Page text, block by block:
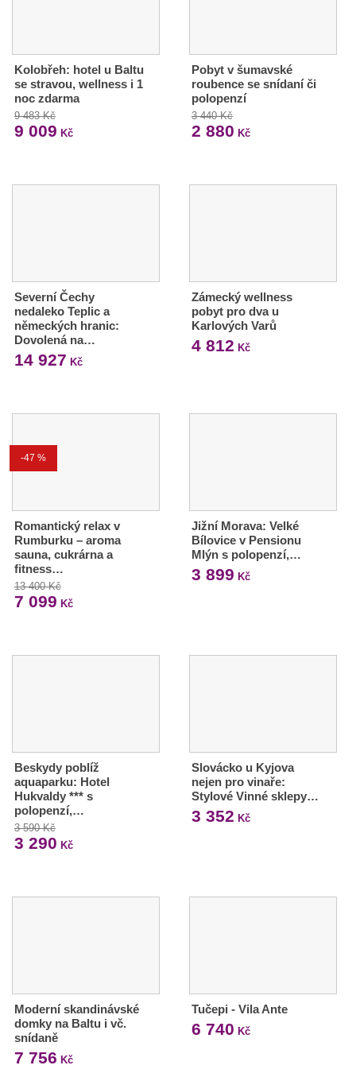
Kolobřeh: hotel u Baltu
se stravou, wellness i 1
noc zdarma
9 483 Kč
9 009 Kč
Pobyt v šumavské
roubence se snídaní či
polopenzí
3 440 Kč
2 880 Kč
Severní Čechy
nedaleko Teplic a
německých hranic:
Dovolená na…
14 927 Kč
Zámecký wellness
pobyt pro dva u
Karlových Varů
4 812 Kč
-47 %
Romantický relax v
Rumburku – aroma
sauna, cukrárna a
fitness…
13 400 Kč
7 099 Kč
Jižní Morava: Velké
Bílovice v Pensionu
Mlýn s polopenzí,…
3 899 Kč
Beskydy poblíž
aquaparku: Hotel
Hukvaldy *** s
polopenzí,…
3 590 Kč
3 290 Kč
Slovácko u Kyjova
nejen pro vinaře:
Stylové Vinné sklepy…
3 352 Kč
Moderní skandinávské
domky na Baltu i vč.
snídaně
7 756 Kč
Tučepi - Vila Ante
6 740 Kč